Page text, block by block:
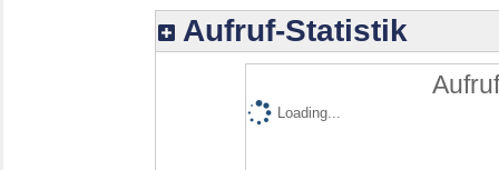
Aufruf-Statistik
Loading...